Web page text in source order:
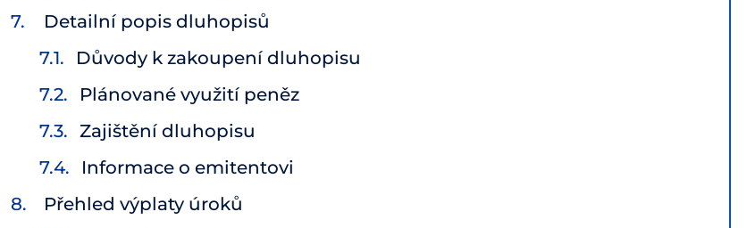
Detailní popis dluhopisů
Důvody k zakoupení dluhopisu
Plánované využití peněz
Zajištění dluhopisu
Informace o emitentovi
Přehled výplaty úroků